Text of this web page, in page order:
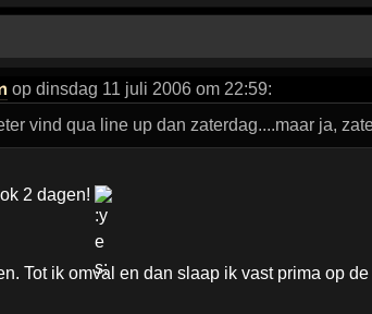
op dinsdag 11 juli 2006 om 22:59:
vind qua line up dan zaterdag....maar ja,
2 dagen!
Tot ik omval en dan slaap ik vast prima op